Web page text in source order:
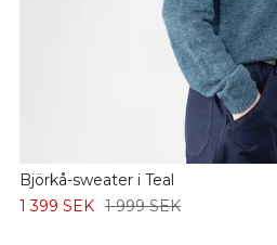
Björkå-sweater i Teal
1 399 SEK 1 999 SEK